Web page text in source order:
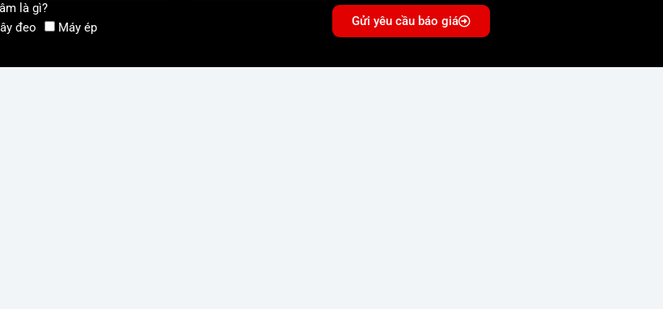
là gì?
đeo Máy ép Gửi yêu cầu báo giá